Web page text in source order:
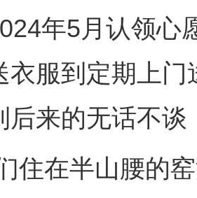
年5月认领心
衣服到定期上
后来的无话不谈
在半山腰的窑